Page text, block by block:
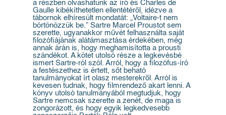
a részben olvashatunk az író és Charles de
Gaulle kibékíthetetlen ellentétéről, idézve a
tábornok elhíresült mondatát: „Voltaire-t nem
börtönözzük be.” Sartre Marcel Proustot sem
szerette, ugyanakkor művét felhasználta saját
filozófiájának alátámasztása érdekében, még
annak árán is, hogy meghamisította a prousti
szándékot. A kötet utolsó része a legkevésbé
ismert Sartre-ról szól. Arról, hogy a filozófus-író
a festészethez is értett, sőt beható
tanulmányokat írt olasz mesterekről. Arról is
kevesen tudnak, hogy filmrendező akart lenni. A
könyv utolsó tanulmányából megtudjuk, hogy
Sartre nemcsak szerette a zenét, de maga is
zongorázott, és hogy egyik legkedvesebb